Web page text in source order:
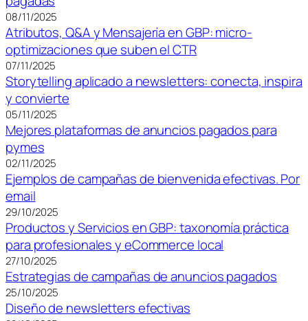
08/11/2025
Atributos, Q&A y Mensajería en GBP: micro-
optimizaciones que suben el CTR
07/11/2025
Storytelling aplicado a newsletters: conecta, inspira
y convierte
05/11/2025
Mejores plataformas de anuncios pagados para
pymes
02/11/2025
Ejemplos de campañas de bienvenida efectivas. Por
email
29/10/2025
Productos y Servicios en GBP: taxonomía práctica
para profesionales y eCommerce local
27/10/2025
Estrategias de campañas de anuncios pagados
25/10/2025
Diseño de newsletters efectivas